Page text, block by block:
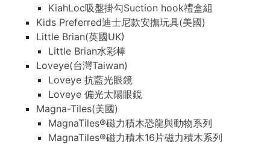
KiahLoc吸盤掛勾Suction hook禮盒組
Kids Preferred迪士尼款安撫玩具(美國)
Little Brian(英國UK)
Little Brian水彩棒
Loveye(台灣Taiwan)
Loveye 抗藍光眼鏡
Loveye 偏光太陽眼鏡
Magna-Tiles(美國)
MagnaTiles®磁力積木恐龍與動物系列
MagnaTiles®磁力積木16片磁力積木系列